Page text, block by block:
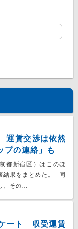
運賃交渉は依然
プの連絡」も
都新宿区）はこのほ
結果をまとめた。 同
、その…
ート 収受運賃